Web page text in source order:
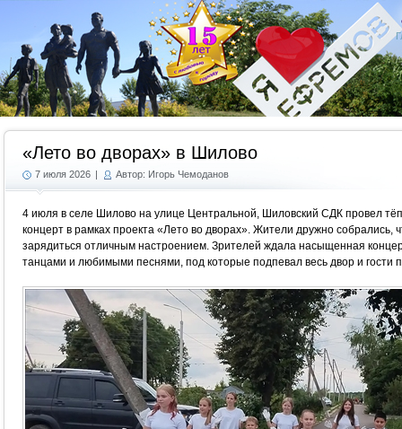
«Лето во дворах» в Шилово
7 июля 2026 | Автор: Игорь Чемоданов
4 июля в селе Шилово на улице Центральной, Шиловский СДК провел
концерт в рамках проекта «Лето во дворах». Жители дружно собрались,
зарядиться отличным настроением. Зрителей ждала насыщенная
танцами и любимыми песнями, под которые подпевал весь двор и гости